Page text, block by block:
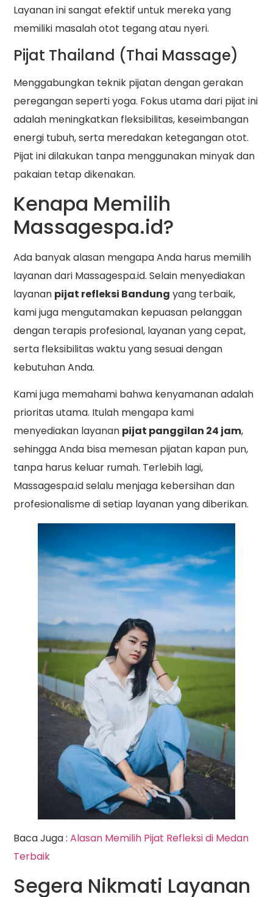
Layanan ini sangat efektif untuk mereka yang
memiliki masalah otot tegang atau nyeri.
Pijat Thailand (Thai Massage)
Menggabungkan teknik pijatan dengan gerakan
peregangan seperti yoga. Fokus utama dari pijat ini
adalah meningkatkan fleksibilitas, keseimbangan
energi tubuh, serta meredakan ketegangan otot.
Pijat ini dilakukan tanpa menggunakan minyak dan
pakaian tetap dikenakan.
Kenapa Memilih
Massagespa.id?
Ada banyak alasan mengapa Anda harus memilih
layanan dari Massagespa.id. Selain menyediakan
layanan pijat refleksi Bandung yang terbaik,
kami juga mengutamakan kepuasan pelanggan
dengan terapis profesional, layanan yang cepat,
serta fleksibilitas waktu yang sesuai dengan
kebutuhan Anda.
Kami juga memahami bahwa kenyamanan adalah
prioritas utama. Itulah mengapa kami
menyediakan layanan pijat panggilan 24 jam,
sehingga Anda bisa memesan pijatan kapan pun,
tanpa harus keluar rumah. Terlebih lagi,
Massagespa.id selalu menjaga kebersihan dan
profesionalisme di setiap layanan yang diberikan.
Baca Juga :Alasan Memilih Pijat Refleksi di Medan
Terbaik
Segera Nikmati Layanan